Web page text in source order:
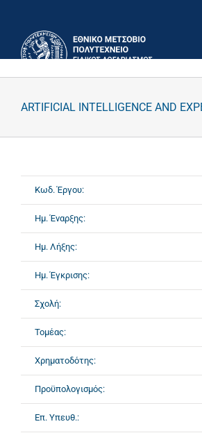
περιεχόμενο
ARTIFICIAL INTELLIGENCE AND
Κωδ. Έργου:
Ημ. Έναρξης:
Ημ. Λήξης:
Ημ. Έγκρισης:
Σχολή:
Τομέας:
Χρηματοδότης:
Προϋπολογισμός:
Επ. Υπευθ.: